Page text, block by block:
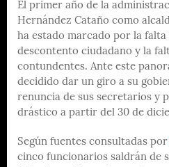
El primer año de la
Hernández Cataño como
ha estado marcado por la falta
descontento ciudadano y la
contundentes. Ante este
decidido dar un giro a su
renuncia de sus secretarios y
drástico a partir del 30 de
Según fuentes consultadas por
cinco funcionarios saldrán de